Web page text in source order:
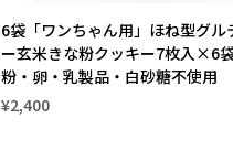
6袋「ワンちゃん用」ほね型グル
ー玄米きな粉クッキー7枚入×6
粉・卵・乳製品・白砂糖不使用
¥2,400